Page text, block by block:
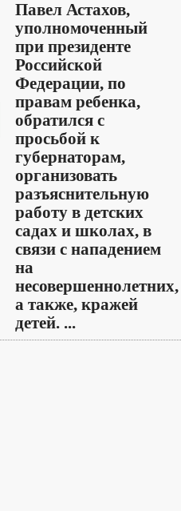
Павел Астахов,
уполномоченный
при президенте
Российской
Федерации, по
правам ребенка,
обратился с
просьбой к
губернаторам,
организовать
разъяснительную
работу в детских
садах и школах, в
связи с нападением
на
несовершеннолетних,
а также, кражей
детей. ...